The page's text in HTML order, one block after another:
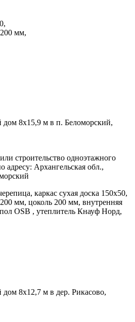
мм,
8х15,9 м в п. Беломорский,
строительство одноэтажного
адресу: Архангельская обл.,
каркас сухая доска 150х50,
мм, цоколь 200 мм, внутренняя
OSB , утеплитель Кнауф Норд,
8х12,7 м в дер. Рикасово,